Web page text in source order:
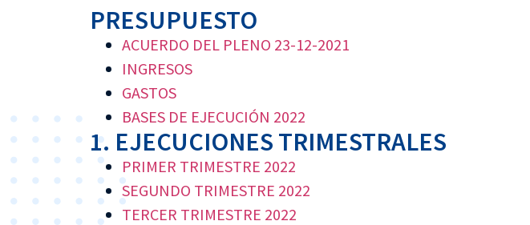
PRESUPUESTO
ACUERDO DEL PLENO 23-12-2021
INGRESOS
GASTOS
BASES DE EJECUCIÓN 2022
1. EJECUCIONES TRIMESTRALES
PRIMER TRIMESTRE 2022
SEGUNDO TRIMESTRE 2022
TERCER TRIMESTRE 2022